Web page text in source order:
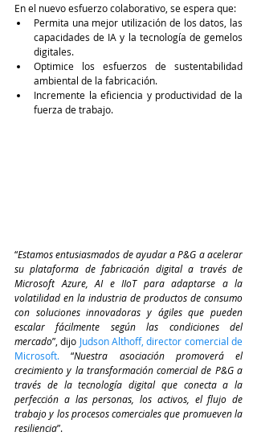
En el nuevo esfuerzo colaborativo, se espera que:
Permita una mejor utilización de los datos, las
capacidades de IA y la tecnología de gemelos
digitales.
Optimice los esfuerzos de sustentabilidad
ambiental de la fabricación.
Incremente la eficiencia y productividad de la
fuerza de trabajo.
“Estamos entusiasmados de ayudar a P&G a acelerar
su plataforma de fabricación digital a través de
Microsoft Azure, AI e IIoT para adaptarse a la
volatilidad en la industria de productos de consumo
con soluciones innovadoras y ágiles que pueden
escalar fácilmente según las condiciones del
mercado”, dijo Judson Althoff, director comercial de
Microsoft. “Nuestra asociación promoverá el
crecimiento y la transformación comercial de P&G a
través de la tecnología digital que conecta a la
perfección a las personas, los activos, el flujo de
trabajo y los procesos comerciales que promueven la
resiliencia”.